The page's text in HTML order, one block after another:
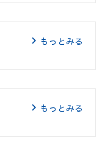
もっとみる
もっとみる